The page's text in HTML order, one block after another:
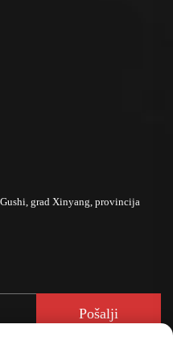
grad Xinyang, provincija
Pošalji